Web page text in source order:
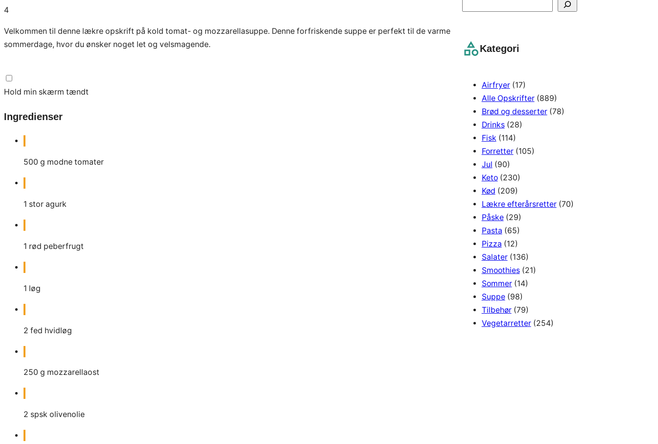
4
Velkommen til denne lækre opskrift på kold tomat- og mozzarellasuppe. Denne forfriskende suppe er perfekt til de varme
sommerdage, hvor du ønsker noget let og velsmagende.
Hold min skærm tændt
Ingredienser
500 g modne tomater
1 stor agurk
1 rød peberfrugt
1 løg
2 fed hvidløg
250 g mozzarellaost
2 spsk olivenolie
c
Kategori
Airfryer(17)
Alle Opskrifter(889)
Brød og desserter(78)
Drinks(28)
Fisk (114)
Forretter(105)
Jul (90)
Keto(230)
Kød (209)
Lækre efterårsretter(70)
Påske(29)
Pasta (65)
Pizza (12)
Salater(136)
Smoothies(21)
Sommer(14)
Suppe(98)
Tilbehør(79)
Vegetarretter(254)